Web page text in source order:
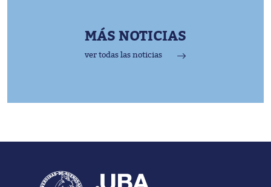
MÁS NOTICIAS
ver todas las noticias